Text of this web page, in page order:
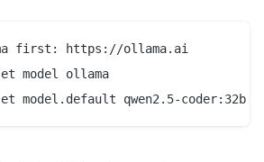
first: https://ollama.ai
model ollama
model.default qwen2.5-coder:32b